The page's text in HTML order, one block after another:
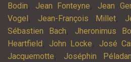
Bodin, Jean Fonteyne, Jean
Vogel, Jean-François Millet,
Sébastien Bach, Jheronimus
Heartfield, John Locke, José
Jacquemotte, Joséphin Péladan